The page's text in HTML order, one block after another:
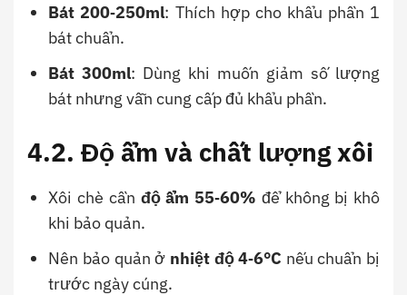
Bát 200‑250ml: Thích hợp cho khẩu phần 1
bát chuẩn.
Bát 300ml: Dùng khi muốn giảm số lượng
bát nhưng vẫn cung cấp đủ khẩu phần.
4.2. Độ ẩm và chất lượng xôi
Xôi chè cần độ ẩm 55‑60% để không bị khô
khi bảo quản.
Nên bảo quản ở nhiệt độ 4‑6°C nếu chuẩn bị
trước ngày cúng.